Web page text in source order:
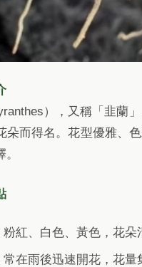
），又稱「韭蘭
朵而得名。花型優雅、
粉紅、白色、黃色，花朵
在雨後迅速開花，花量